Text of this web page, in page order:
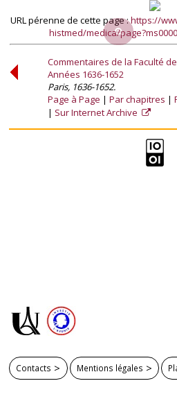
URL pérenne de cette page :https://
histmed/medica/
Commentaires de la Faculté
Années 1636-1652
Paris, 1636-1652.
Page à Page
Par chapitres
Sur Internet Archive
Contacts Mentions légales